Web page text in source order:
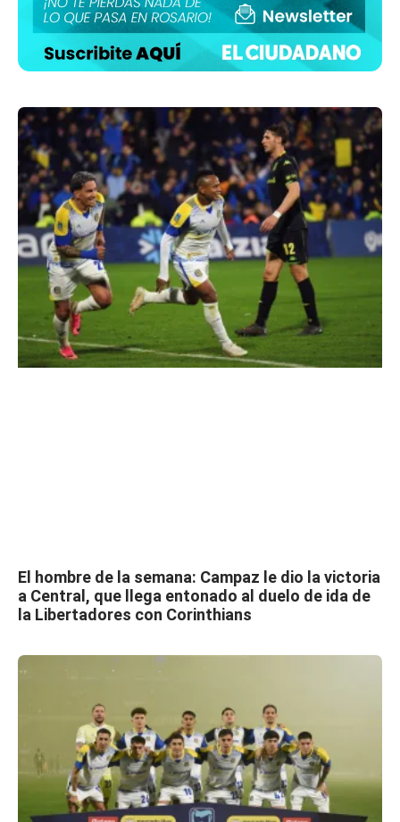
El hombre de la semana: Campaz le dio la victoria
a Central, que llega entonado al duelo de ida de
la Libertadores con Corinthians